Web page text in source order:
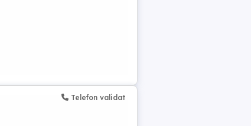
Telefon validat